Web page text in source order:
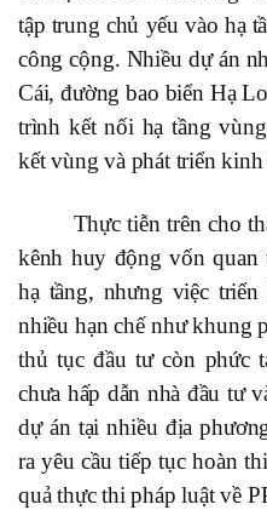
tập trung chủ yếu vào hạ
công cộng. Nhiều dự án
Cái, đường bao biển Hạ
trình kết nối hạ tầng
kết vùng và phát triển
Thực tiễn trên cho
kênh huy động vốn quan
hạ tầng, nhưng việc
nhiều hạn chế như khung
thủ tục đầu tư còn phức
chưa hấp dẫn nhà đầu tư
dự án tại nhiều địa
ra yêu cầu tiếp tục hoàn
quả thực thi pháp luật về